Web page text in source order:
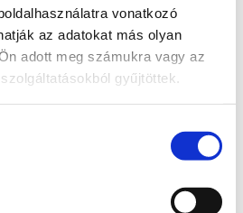
vonatkozó
az adatokat más olyan
adott meg számukra vagy az
gyűjtöttek.
(see the browser console for more